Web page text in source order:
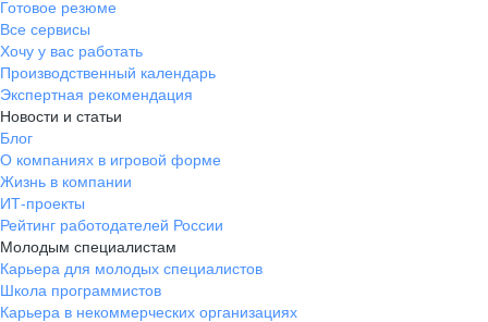
Готовое резюме
Все сервисы
Хочу у вас работать
Производственный календарь
Экспертная рекомендация
Новости и статьи
Блог
О компаниях в игровой форме
Жизнь в компании
ИТ-проекты
Рейтинг работодателей России
Молодым специалистам
Карьера для молодых специалистов
Школа программистов
Карьера в некоммерческих организациях